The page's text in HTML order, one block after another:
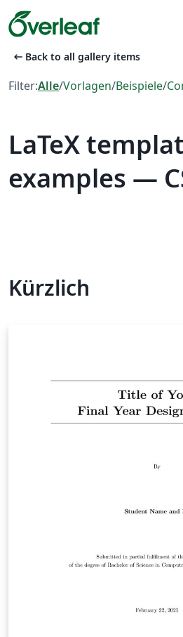
arrow_left_alt Back to all gallery items
Filter:Alle/Vorlagen/Beispiele/
LaTeX
examples —
Kürzlich